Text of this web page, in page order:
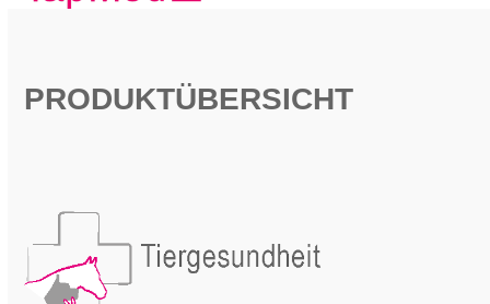
PRODUKTÜBERSICHT